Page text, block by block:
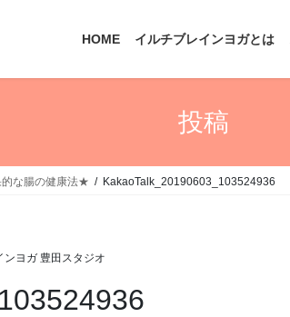
HOME イルチブレインヨガとは
投稿
的な腸の健康法★ KakaoTalk_20190603_103524936
ンヨガ 豊田スタジオ